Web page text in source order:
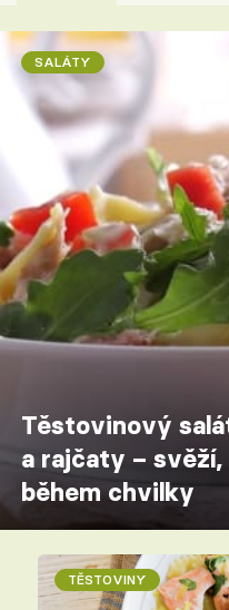
SALÁTY
Těstovinový
a rajčaty –
během chvilky
TĚSTOVINY